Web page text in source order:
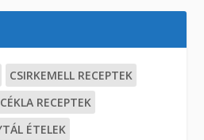
CSIRKEMELL RECEPTEK
CÉKLA RECEPTEK
ÉTELEK